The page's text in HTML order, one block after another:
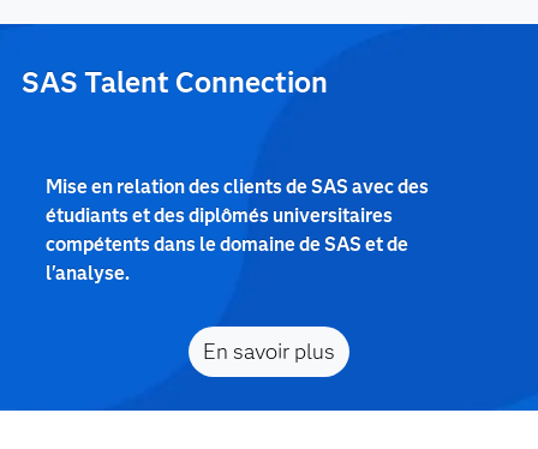
SAS Talent Connection
Mise en relation des clients de SAS avec des
étudiants et des diplômés universitaires
compétents dans le domaine de SAS et de
l'analyse.
En savoir plus